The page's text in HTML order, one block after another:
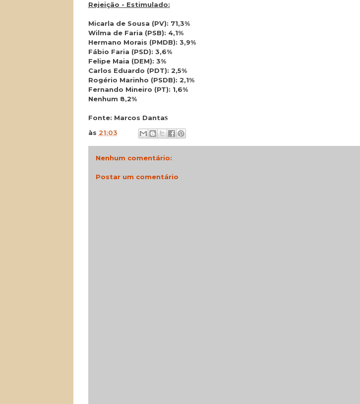
Rejeição - Estimulado:
Micarla de Sousa (PV): 71,3%
Wilma de Faria (PSB): 4,1%
Hermano Morais (PMDB): 3,9%
Fábio Faria (PSD): 3,6%
Felipe Maia (DEM): 3%
Carlos Eduardo (PDT): 2,5%
Rogério Marinho (PSDB): 2,1%
Fernando Mineiro (PT): 1,6%
Nenhum 8,2%
Fonte: Marcos Dantas
às 21:03
Nenhum comentário:
Postar um comentário